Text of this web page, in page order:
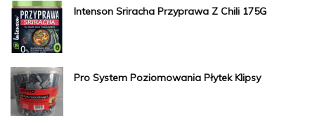
Intenson Sriracha Przyprawa Z Chili 175G
Pro System Poziomowania Płytek Klipsy